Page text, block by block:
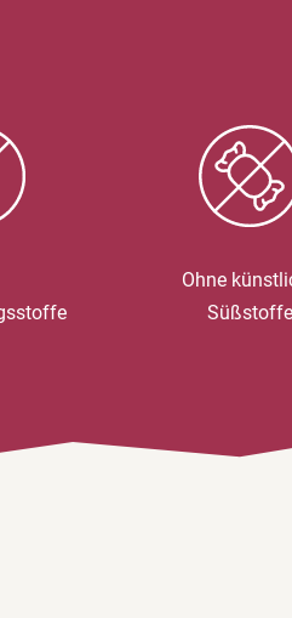
Ohne
Süßstoffe